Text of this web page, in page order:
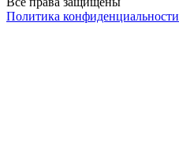
Политика конфиденциальности